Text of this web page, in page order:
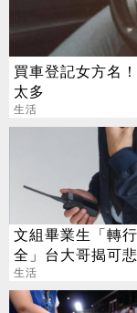
買車登記女方名
太多
生活
文組畢業生「轉
全」台大哥揭可悲
薪水跟原本一樣
生活